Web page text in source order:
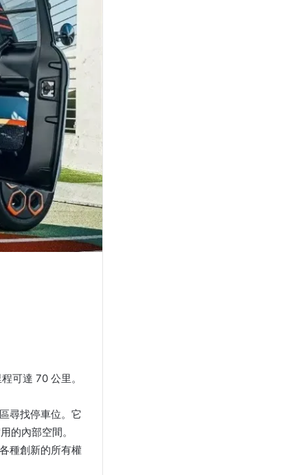
可達 70 公里。
尋找停車位。它
的內部空間。
種創新的所有權